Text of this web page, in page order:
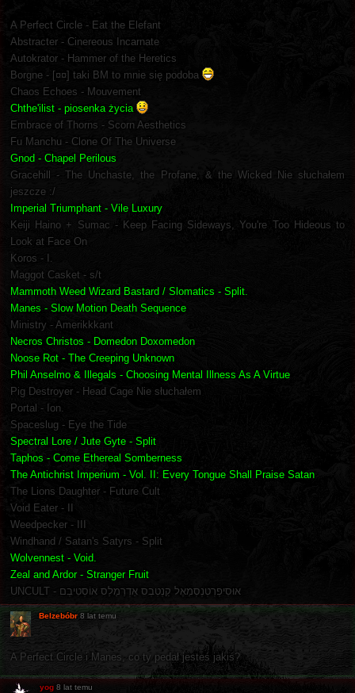
A Perfect Circle - Eat the Elefant
Abstracter - Cinereous Incarnate
Autokrator - Hammer of the Heretics
Borgne - [¤¤] taki BM to mnie się podoba
Chaos Echoes - Mouvement
Chthe'ilist - piosenka życia
Embrace of Thorns - Scorn Aesthetics
Fu Manchu - Clone Of The Universe
Gnod - Chapel Perilous
Gracehill - The Unchaste, the Profane, & the Wicked Nie słuchałem
jeszcze :/
Imperial Triumphant - Vile Luxury
Keiji Haino + Sumac - Keep Facing Sideways, You're Too Hideous to
Look at Face On
Koros - I.
Maggot Casket - s/t
Mammoth Weed Wizard Bastard / Slomatics - Split.
Manes - Slow Motion Death Sequence
Ministry - Amerikkkant
Necros Christos - Domedon Doxomedon
Noose Rot - The Creeping Unknown
Phil Anselmo & Illegals - Choosing Mental Illness As A Virtue
Pig Destroyer - Head Cage Nie słuchałem
Portal - Ion.
Spaceslug - Eye the Tide
Spectral Lore / Jute Gyte - Split
Taphos - Come Ethereal Somberness
The Antichrist Imperium - Vol. II: Every Tongue Shall Praise Satan
The Lions Daughter - Future Cult
Void Eater - II
Weedpecker - III
Windhand / Satan's Satyrs - Split
Wolvennest - Void.
Zeal and Ardor - Stranger Fruit
UNCULT - אוּסִיפְרְטְנְסְמַאֶל קַנְטְבְס אַדְרַמַלַס אוֹסְטִיבְם
Belzebóbr 8 lat temu
A Perfect Circle i Manes, co ty pedał jesteś jakiś?
yog 8 lat temu